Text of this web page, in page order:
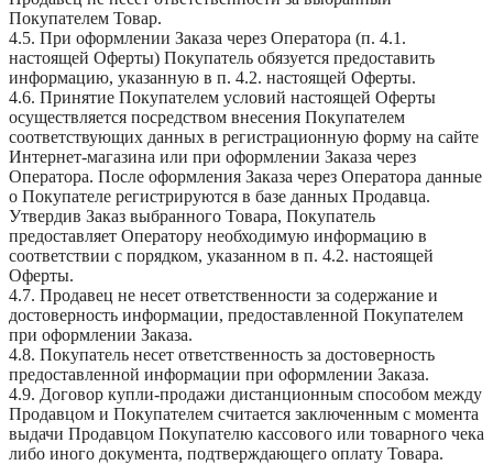
Покупателем Товар.
4.5. При оформлении Заказа через Оператора (п. 4.1.
настоящей Оферты) Покупатель обязуется предоставить
информацию, указанную в п. 4.2. настоящей Оферты.
4.6. Принятие Покупателем условий настоящей Оферты
осуществляется посредством внесения Покупателем
соответствующих данных в регистрационную форму на сайте
Интернет-магазина или при оформлении Заказа через
Оператора. После оформления Заказа через Оператора данные
о Покупателе регистрируются в базе данных Продавца.
Утвердив Заказ выбранного Товара, Покупатель
предоставляет Оператору необходимую информацию в
соответствии с порядком, указанном в п. 4.2. настоящей
Оферты.
4.7. Продавец не несет ответственности за содержание и
достоверность информации, предоставленной Покупателем
при оформлении Заказа.
4.8. Покупатель несет ответственность за достоверность
предоставленной информации при оформлении Заказа.
4.9. Договор купли-продажи дистанционным способом между
Продавцом и Покупателем считается заключенным с момента
выдачи Продавцом Покупателю кассового или товарного чека
либо иного документа, подтверждающего оплату Товара.